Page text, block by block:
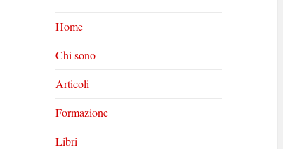
Home
Chi sono
Articoli
Formazione
Libri